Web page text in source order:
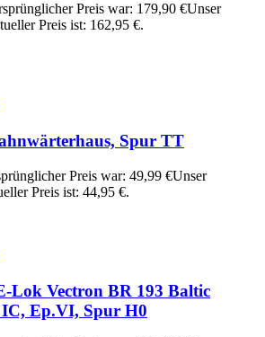
Preis war: 179,90 €Unser
Preis ist: 162,95 €.
Spur TT
Preis war: 49,99 €Unser
Preis ist: 44,95 €.
Lok Vectron BR 193 Baltic
IC, Ep.VI, Spur H0